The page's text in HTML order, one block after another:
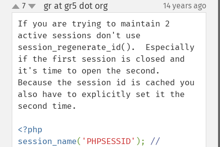
up
down
7 gr at gr5 dot org¶ 14 years ago
If you are trying to maintain 2
active sessions don't use
session_regenerate_id().  Especially
if the first session is closed and
it's time to open the second.
Because the session id is cached you
also have to explicitly set it the
second time.
<?php
session_name( 'PHPSESSID' ); //